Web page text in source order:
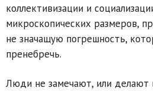
коллективизации и
микроскопических размеров,
не значащую погрешность,
пренебречь.
Люди не замечают, или делают